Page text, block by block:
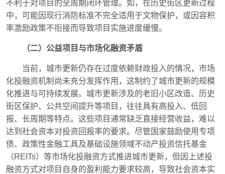
不利于对项目的全周期闭环管理。如，在历史街区更新过程
中，可能因现行消防标准不完全适用于文物保护，或因容积
率激励政策不衔接而导致项目实施进度缓慢。
（二）公益项目与市场化融资矛盾
当前，城市更新仍存在过度依赖财政投入的情况，市场
化投融资机制尚未充分发挥作用，这制约了城市更新的规模
化推进与可持续发展。城市更新涉及的老旧小区改造、历史
街区保护、公共空间提升等项目，往往具有高投入、低回
报、长周期等特点。这些项目通常缺乏直接经营收益，难以
达到社会资本对投资回报率的要求。尽管国家鼓励使用专项
债、政策性金融工具及基础设施领域不动产投资信托基金
（REITs）等市场化投融资方式推进城市更新，但因上述投
融资方式对项目自身的盈利能力要求较高，导致社会资本实